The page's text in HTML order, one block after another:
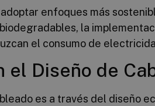
enfoques más
la
el consumo de
el Diseño de
es a través del diseño